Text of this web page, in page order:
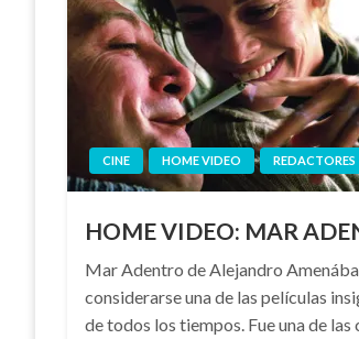
CINE HOME VIDEO REDACTORES
HOME VIDEO: MAR
Mar Adentro de Alejandro
considerarse una de las películas
de todos los tiempos. Fue una de